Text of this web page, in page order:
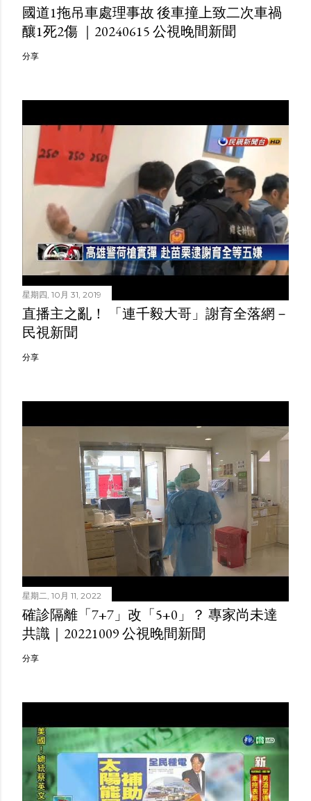
國道1拖吊車處理事故 後車撞上致二次車禍
釀1死2傷 ｜20240615 公視晚間新聞
分享
星期四, 10月 31, 2019
直播主之亂！ 「連千毅大哥」謝育全落網－
民視新聞
分享
星期二, 10月 11, 2022
確診隔離「7+7」改「5+0」？ 專家尚未達
共識｜20221009 公視晚間新聞
分享